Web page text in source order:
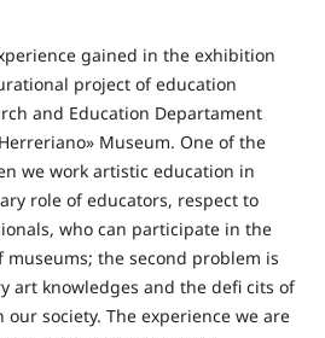
gained in the exhibition
project of education
and Education Departament
Museum. One of the
we work artistic education in
role of educators, respect to
who can participate in the
the second problem is
art knowledges and the defi cits of
society. The experience we are